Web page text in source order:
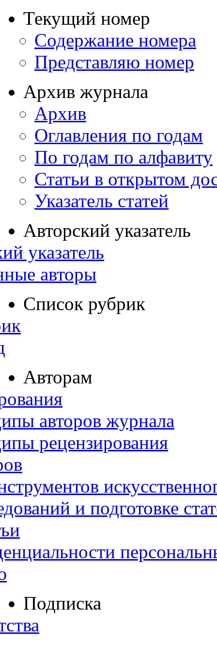
Текущий номер
Содержание номера
Представляю номер
Архив журнала
Архив
Оглавления по годам
По годам по алфавиту
Статьи в открытом
Указатель статей
Авторский указатель
указатель
авторы
Список рубрик
Авторам
авторов журнала
рецензирования
и подготовке
Подписка